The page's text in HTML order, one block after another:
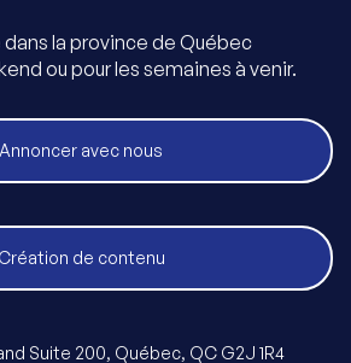
la province de Québec
ou pour les semaines à venir.
Annoncer avec nous
Création de contenu
Suite 200, Québec, QC G2J 1R4